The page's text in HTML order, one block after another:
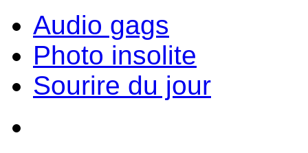
Audio gags
Photo insolite
Sourire du jour